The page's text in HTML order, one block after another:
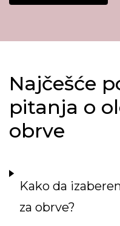
Najčešće
pitanja o
obrve
Kako da
za obrve?